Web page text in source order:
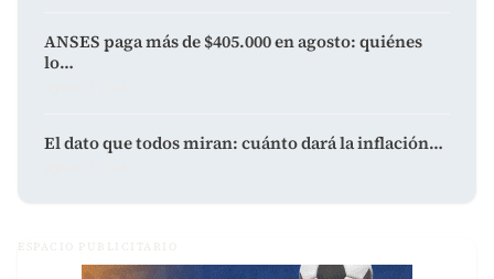
ANSES paga más de $405.000 en agosto: quiénes
lo…
El dato que todos miran: cuánto dará la inflación…
ESPACIO PUBLICITARIO